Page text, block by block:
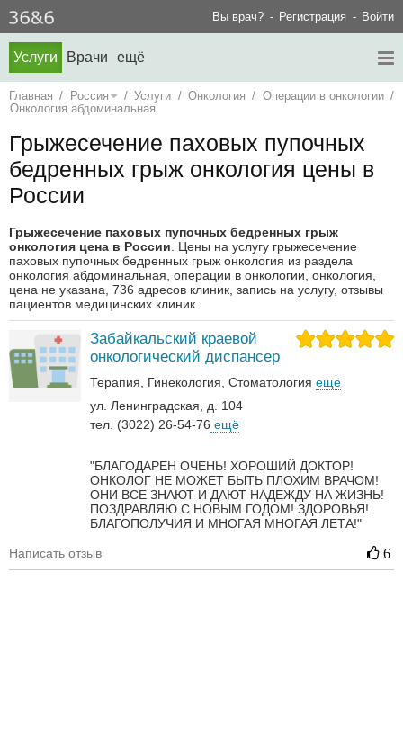
Вы врач? Регистрация Войти
Услуги Врачи ещё
Главная / Россия / Услуги / Онкология / Операции в онкологии /
Онкология абдоминальная
Грыжесечение паховых пупочных
бедренных грыж онкология цены в
России
Грыжесечение паховых пупочных бедренных грыж
онкология цена в России. Цены на услугу грыжесечение
паховых пупочных бедренных грыж онкология из раздела
онкология абдоминальная, операции в онкологии, онкология,
цена не указана, 736 адресов клиник, запись на услугу, отзывы
пациентов медицинских клиник.
Забайкальский краевой
онкологический диспансер
Терапия Гинекология Стоматология ещё
ул. Ленинградская, д. 104
тел. (3022) 26-54-76 ещё
"БЛАГОДАРЕН ОЧЕНЬ! ХОРОШИЙ ДОКТОР!
ОНКОЛОГ НЕ МОЖЕТ БЫТЬ ПЛОХИМ ВРАЧОМ!
ОНИ ВСЕ ЗНАЮТ И ДАЮТ НАДЕЖДУ НА ЖИЗНЬ!
ПОЗДРАВЛЯЮ С НОВЫМ ГОДОМ! ЗДОРОВЬЯ!
БЛАГОПОЛУЧИЯ И МНОГАЯ МНОГАЯ ЛЕТА!"
Написать отзыв 6